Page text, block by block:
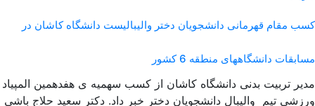
کسب مقام قهرمانی دانشجویان دختر والیبالیست دانشگاه کاشان در
مسابقات دانشگاههای منطقه 6 کشور
مدیر تربیت بدنی دانشگاه کاشان از کسب سهمیه ی هفدهمین المپیاد
ورزشی تیم والیبال دانشجویان دختر خبر داد. دکتر سعید حلاج باشی